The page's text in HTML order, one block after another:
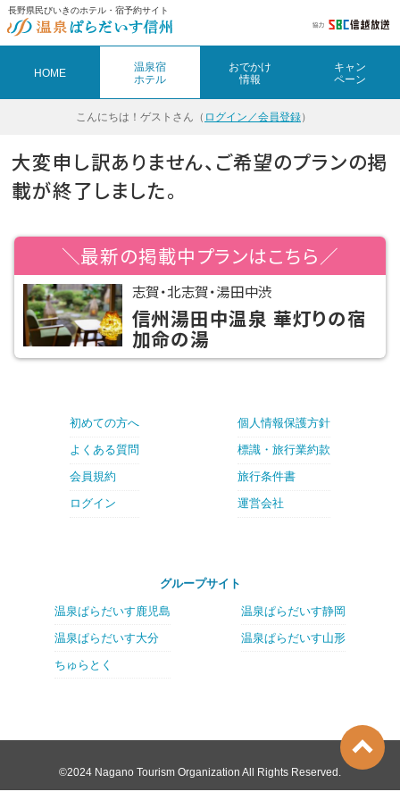
長野県民びいきのホテル・宿予約サイト
HOME
温泉宿
ホテル
おでかけ
情報
キャン
ペーン
こんにちは！ ゲストさん（ ログイン／会員登録）
大変申し訳ありません、ご希望のプランの掲
載が終了しました。
＼最新の掲載中プランはこちら／
志賀・北志賀・湯田中渋
信州湯田中温泉 華灯りの宿
加命の湯
初めての方へ
よくある質問
会員規約
ログイン
個人情報保護方針
標識・旅行業約款
旅行条件書
運営会社
グループサイト
温泉ぱらだいす鹿児島
温泉ぱらだいす大分
ちゅらとく
温泉ぱらだいす静岡
温泉ぱらだいす山形
©2024 Nagano Tourism Organization All Rights Reserved.